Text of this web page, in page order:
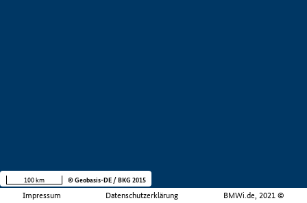
Impressum Datenschutzerklärung BMWi.de, 2021 ©
100 km © Geobasis-DE / BKG 2015